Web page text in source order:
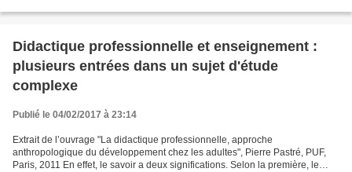
Didactique professionnelle et enseignement :
plusieurs entrées dans un sujet d'étude
complexe
Publié le 04/02/2017 à 23:14
Extrait de l’ouvrage "La didactique professionnelle, approche
anthropologique du développement chez les adultes", Pierre Pastré, PUF,
Paris, 2011 En effet, le savoir a deux significations. Selon la première, le